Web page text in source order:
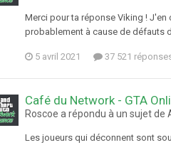
Merci pour ta réponse Viking !
probablement à cause de défauts
5 avril 2021 37 521
Café du Network - GTA
Roscoe a répondu à un sujet de
Les joueurs qui déconnent sont